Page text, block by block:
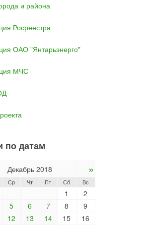
и района
Росреестра
ОАО "Янтарьэнерго"
МЧС
по датам
Декабрь 2018 »
Ср Чт Пт Сб Вс
1
2
5 6 7 8
9
12 13 14 15
16